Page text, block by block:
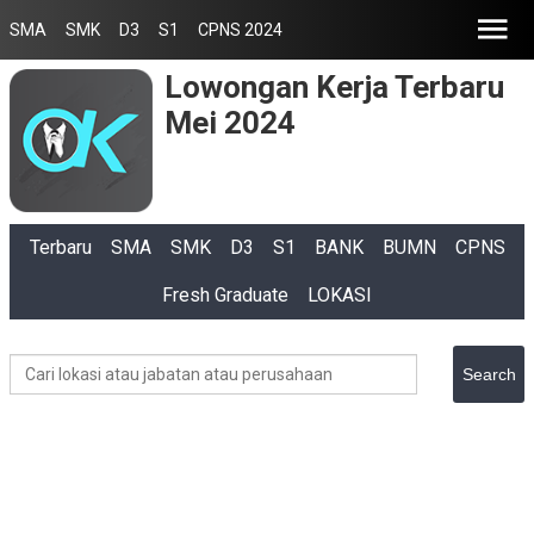
SMA SMK D3 S1 CPNS 2024
Lowongan Kerja Terbaru
Mei 2024
Terbaru SMA SMK D3 S1 BANK BUMN CPNS
Fresh Graduate LOKASI